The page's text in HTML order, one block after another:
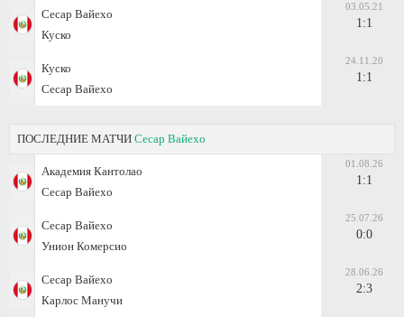
Сесар Вайехо
Куско
03.05.21
1:1
Куско
Сесар Вайехо
24.11.20
1:1
ПОСЛЕДНИЕ МАТЧИ Сесар Вайехо
Академия Кантолао
Сесар Вайехо
01.08.26
1:1
Сесар Вайехо
Унион Комерсио
25.07.26
0:0
Сесар Вайехо
Карлос Манучи
28.06.26
2:3